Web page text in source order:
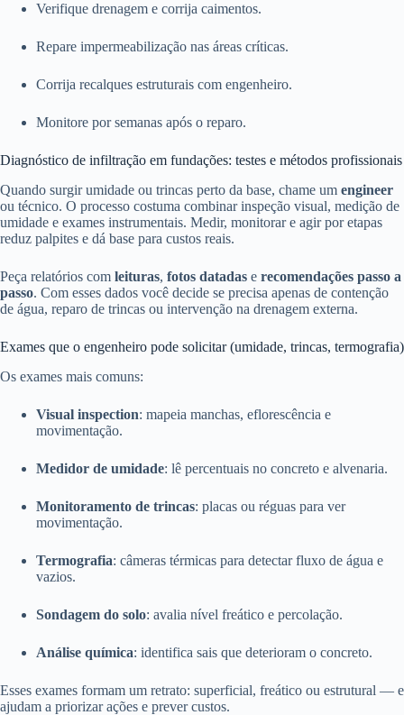
Verifique drenagem e corrija caimentos.
Repare impermeabilização nas áreas críticas.
Corrija recalques estruturais com engenheiro.
Monitore por semanas após o reparo.
Diagnóstico de infiltração em fundações: testes e métodos profissionais
Quando surgir umidade ou trincas perto da base, chame um engineer
ou técnico. O processo costuma combinar inspeção visual, medição de
umidade e exames instrumentais. Medir, monitorar e agir por etapas
reduz palpites e dá base para custos reais.
Peça relatórios com leituras, fotos datadas e recomendações passo a
passo. Com esses dados você decide se precisa apenas de contenção
de água, reparo de trincas ou intervenção na drenagem externa.
Exames que o engenheiro pode solicitar (umidade, trincas, termografia)
Os exames mais comuns:
Visual inspection: mapeia manchas, eflorescência e
movimentação.
Medidor de umidade: lê percentuais no concreto e alvenaria.
Monitoramento de trincas: placas ou réguas para ver
movimentação.
Termografia: câmeras térmicas para detectar fluxo de água e
vazios.
Sondagem do solo: avalia nível freático e percolação.
Análise química: identifica sais que deterioram o concreto.
Esses exames formam um retrato: superficial, freático ou estrutural — e
ajudam a priorizar ações e prever custos.